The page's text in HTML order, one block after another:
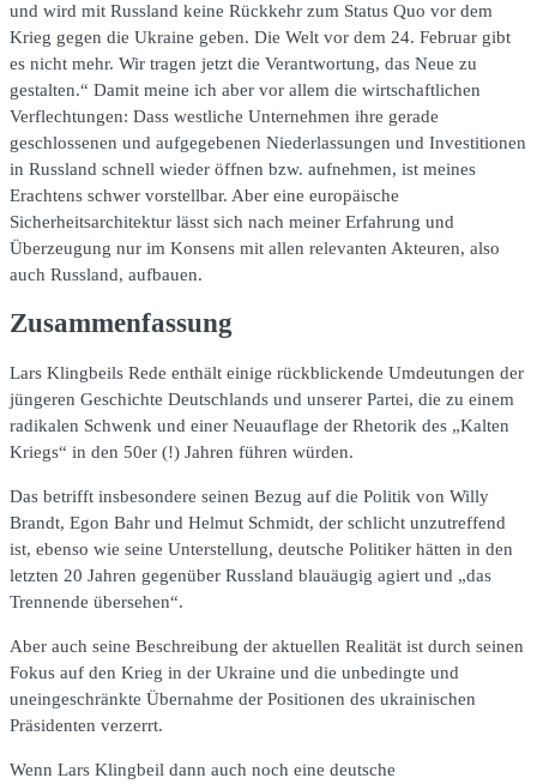
und wird mit Russland keine Rückkehr zum Status Quo vor dem
Krieg gegen die Ukraine geben. Die Welt vor dem 24. Februar gibt
es nicht mehr. Wir tragen jetzt die Verantwortung, das Neue zu
gestalten.“ Damit meine ich aber vor allem die wirtschaftlichen
Verflechtungen: Dass westliche Unternehmen ihre gerade
geschlossenen und aufgegebenen Niederlassungen und Investitionen
in Russland schnell wieder öffnen bzw. aufnehmen, ist meines
Erachtens schwer vorstellbar. Aber eine europäische
Sicherheitsarchitektur lässt sich nach meiner Erfahrung und
Überzeugung nur im Konsens mit allen relevanten Akteuren, also
auch Russland, aufbauen.
Zusammenfassung
Lars Klingbeils Rede enthält einige rückblickende Umdeutungen der
jüngeren Geschichte Deutschlands und unserer Partei, die zu einem
radikalen Schwenk und einer Neuauflage der Rhetorik des „Kalten
Kriegs“ in den 50er (!) Jahren führen würden.
Das betrifft insbesondere seinen Bezug auf die Politik von Willy
Brandt, Egon Bahr und Helmut Schmidt, der schlicht unzutreffend
ist, ebenso wie seine Unterstellung, deutsche Politiker hätten in den
letzten 20 Jahren gegenüber Russland blauäugig agiert und „das
Trennende übersehen“.
Aber auch seine Beschreibung der aktuellen Realität ist durch seinen
Fokus auf den Krieg in der Ukraine und die unbedingte und
uneingeschränkte Übernahme der Positionen des ukrainischen
Präsidenten verzerrt.
Wenn Lars Klingbeil dann auch noch eine deutsche